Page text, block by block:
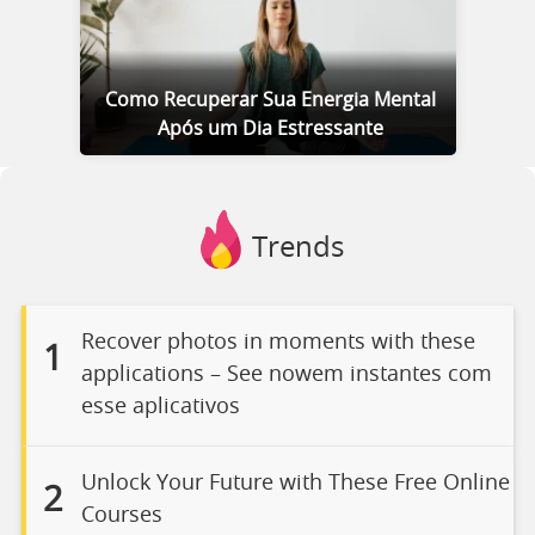
Como Recuperar Sua Energia Mental
Após um Dia Estressante
Trends
1
Recover photos in moments with these
applications – See nowem instantes com
esse aplicativos
2
Unlock Your Future with These Free Online
Courses